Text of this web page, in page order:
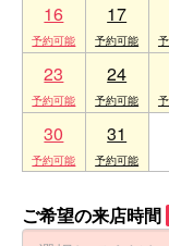
16 17
23 24
30 31
ご希望の来店時間